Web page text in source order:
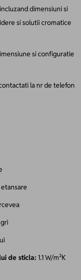
dimensiuni si
si solutii cromatice
si configuratie
la nr de telefon
de sticla: 1.1 W/m²K